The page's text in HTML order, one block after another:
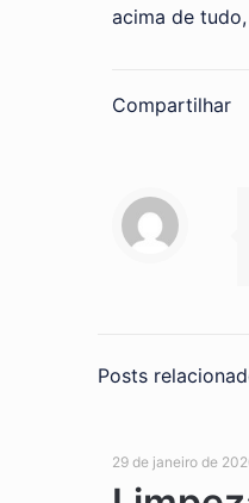
acima de
Compartilhar
Posts
29 de janeiro de